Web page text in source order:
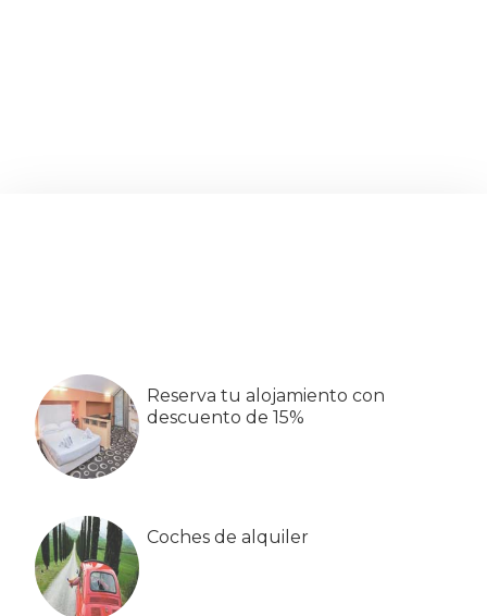
primaria
Reserva tu alojamiento con
descuento de 15%
Coches de alquiler